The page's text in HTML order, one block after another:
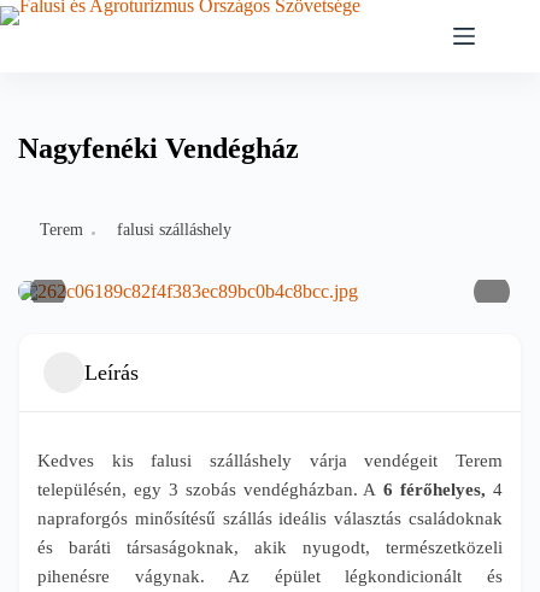
Skip
to
Nagyfenéki Vendégház
Terem falusi szálláshely
Leírás
Kedves kis falusi szálláshely várja vendégeit Terem
településén, egy 3 szobás vendégházban. A 6 férőhelyes, 4
napraforgós minősítésű szállás ideális választás családoknak
és baráti társaságoknak, akik nyugodt, természetközeli
pihenésre vágynak. Az épület légkondicionált és